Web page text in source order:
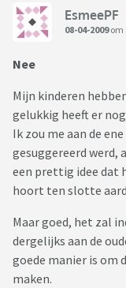
EsmeePF
08-04-2009om
Nee
Mijn kinderen
gelukkig heeft er
Ik zou me aan de
gesuggereerd werd,
een prettig idee dat
hoort ten slotte
Maar goed, het zal
dergelijks aan de
goede manier is om
maken.